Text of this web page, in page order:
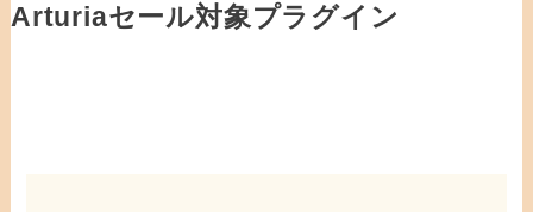
Arturiaセール対象プラグイン